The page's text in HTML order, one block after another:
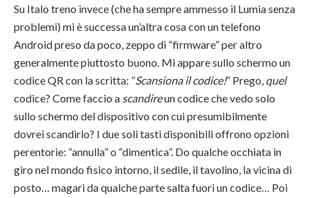
Su Italo treno invece (che ha sempre ammesso il Lumia senza
problemi) mi è successa un’altra cosa con un telefono
Android preso da poco, zeppo di “firmware” per altro
generalmente piuttosto buono. Mi appare sullo schermo un
codice QR con la scritta: ”Scansiona il codice!” Prego, quel
codice? Come faccio a scandireun codice che vedo solo
sullo schermo del dispositivo con cui presumibilmente
dovrei scandirlo? I due soli tasti disponibili offrono opzioni
perentorie: “annulla” o “dimentica”. Do qualche occhiata in
giro nel mondo fisico intorno, il sedile, il tavolino, la vicina di
posto… magari da qualche parte salta fuori un codice… Poi